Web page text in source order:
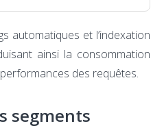
automatiques et l’indexation
ainsi la consommation
des requêtes.
segments